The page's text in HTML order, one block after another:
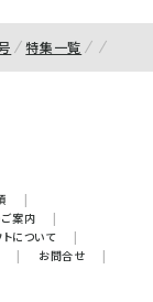
特集一覧
|
案内
|
トについて
|
| お問合せ
|